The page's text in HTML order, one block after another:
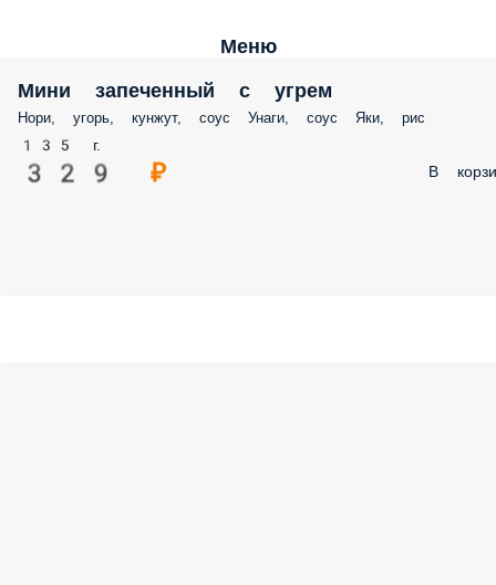
Меню
Мини запеченный с угрем
Нори, угорь, кунжут, соус Унаги, соус Яки, рис
135 г.
329 ₽ В